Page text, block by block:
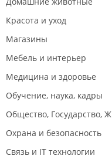
Красота и уход
Магазины
Мебель и интерьер
Медицина и здоровье
Обучение, наука, кадры
Общество, Государство,
Охрана и безопасность
Связь и IT технологии